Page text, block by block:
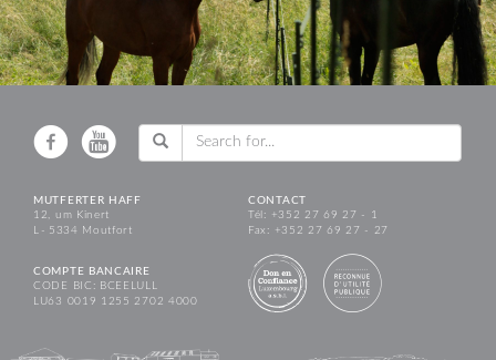
MUTFERTER HAFF
12, um Kinert
L - 5334 Moutfort
CONTACT
Tél: +352 27 69 27 - 1
Fax: +352 27 69 27 - 27
COMPTE BANCAIRE
CODE BIC: BCEELULL
LU63 0019 1255 2702 4000